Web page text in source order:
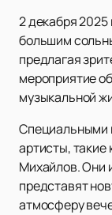
2 декабря 2025
большим
предлагая
мероприятие
музыкальной
Специальными
артисты, такие
Михайлов. Они
представят
атмосферу